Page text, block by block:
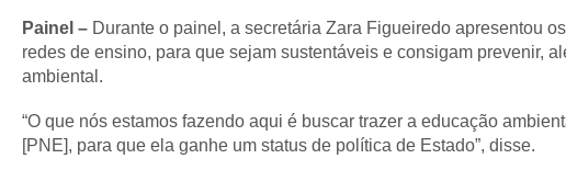
Painel – Durante o painel, a secretária Zara Figueiredo apresentou
redes de ensino, para que sejam sustentáveis e consigam prevenir,
ambiental.
“O que nós estamos fazendo aqui é buscar trazer a educação
[PNE], para que ela ganhe um status de política de Estado”, disse.